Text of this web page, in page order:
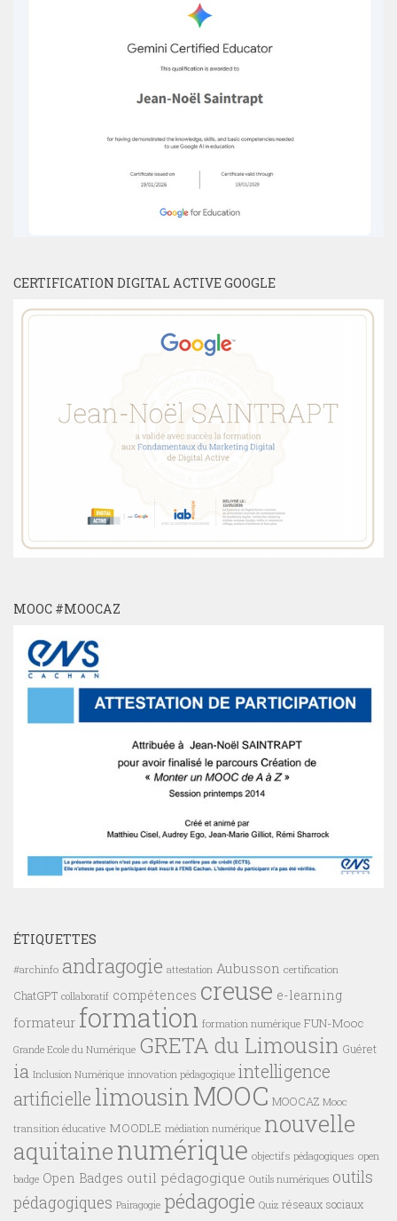
CERTIFICATION DIGITAL ACTIVE GOOGLE
MOOC #MOOCAZ
ÉTIQUETTES
#archinfo andragogie attestation Aubusson certification
ChatGPT collaboratif compétences creuse e-learning
formateur formation formation numérique FUN-Mooc
Grande Ecole du Numérique GRETA du Limousin Guéret
ia Inclusion Numérique innovation pédagogique intelligence
artificielle limousin MOOC MOOCAZ Mooc
transition éducative MOODLE médiation numérique nouvelle
aquitainenumérique objectifs pédagogiques open
badge Open Badges outil pédagogique Outils numériques outils
pédagogiques Pairagogie pédagogie Quiz réseaux sociaux